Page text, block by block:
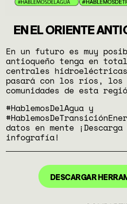
EN EL ORIENTE
En un futuro es muy
antioqueño tenga en total
centrales
pasará con los ríos,
comunidades de esta
#HablemosDelAgua y
datos en mente
infografía!
DESCARGAR